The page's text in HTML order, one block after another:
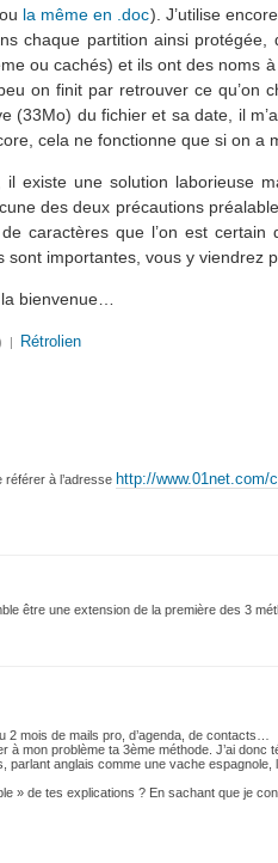
la même en .doc). J’utilise
chaque partition ainsi
ou cachés) et ils ont des noms
on finit par retrouver ce qu’on
(33Mo) du fichier et sa date, il
cela ne fonctionne que si on a
existe une solution laborieuse
des deux précautions
caractères que l’on est
importantes, vous y viendrez
bienvenue…
| Rétrolien
référer à l’adresse http://www.01net.com/
être une extension de la première des 3
2 mois de mails pro, d’agenda, de contacts…
à mon problème ta 3ème méthode. J’ai
anglais comme une vache
» de tes explications ? En sachant que je